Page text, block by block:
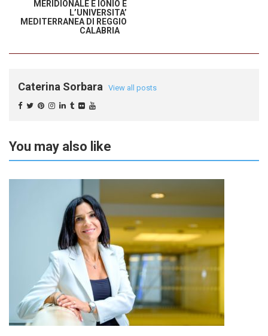
MERIDIONALE E IONIO E
L’UNIVERSITA’
MEDITERRANEA DI REGGIO
CALABRIA
Caterina Sorbara View all posts
You may also like